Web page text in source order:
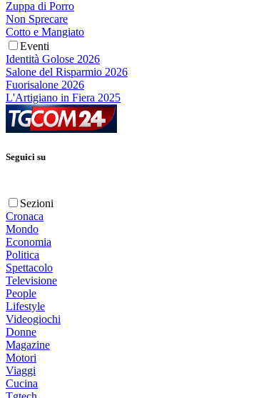
Zuppa di Porro
Non Sprecare
Cotto e Mangiato
Eventi
Identità Golose 2026
Salone del Risparmio 2026
Fuorisalone 2026
L'Artigiano in Fiera 2025
Seguici su
Sezioni
Cronaca
Mondo
Economia
Politica
Spettacolo
Televisione
People
Lifestyle
Videogiochi
Donne
Magazine
Motori
Viaggi
Cucina